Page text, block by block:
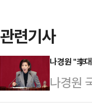
관련기사
나경원 "李
나경원
비유한